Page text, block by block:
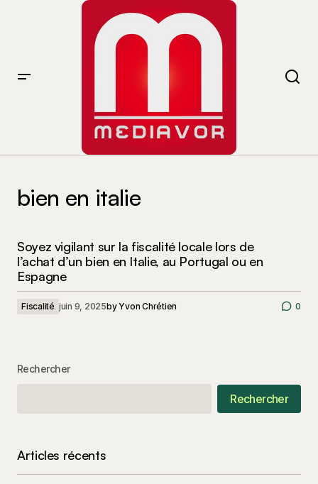
bien en italie
Soyez vigilant sur la fiscalité locale lors de
l’achat d’un bien en Italie, au Portugal ou en
Espagne
Fiscalité juin 9, 2025byYvon Chrétien 0
Rechercher
Rechercher
Articles récents